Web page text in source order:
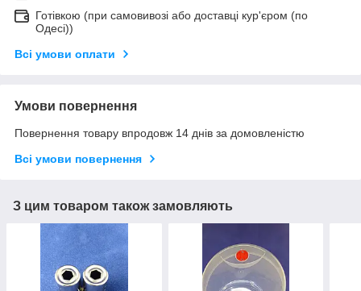
Готівкою (при самовивозі або доставці кур'єром (по
Одесі))
Всі умови оплати
Умови повернення
Повернення товару впродовж 14 днів за домовленістю
Всі умови повернення
З цим товаром також замовляють